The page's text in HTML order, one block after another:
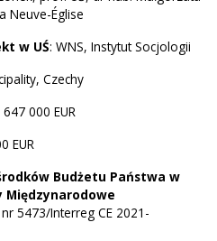
Neuve-Église
w UŚ: WNS, Instytut Socjologii
Czechy
647 000 EUR
EUR
Budżetu Państwa w
5473/Interreg CE 2021-